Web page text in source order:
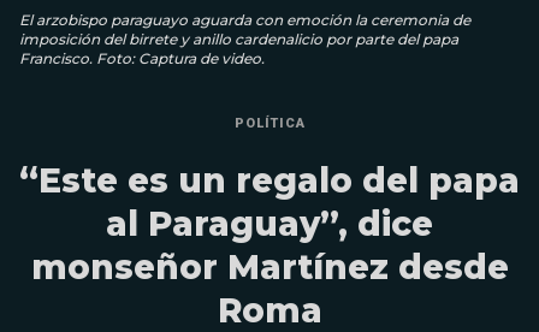
El arzobispo paraguayo aguarda con emoción la ceremonia de
imposición del birrete y anillo cardenalicio por parte del papa
Francisco. Foto: Captura de video.
POLÍTICA
“Este es un regalo del papa
al Paraguay”, dice
monseñor Martínez desde
Roma